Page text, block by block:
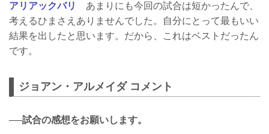
アリアックバリ
あまりにも今回の試合は短かったんで、
考えるひまさえありませんでした。自分にとって最もいい
結果を出したと思います。だから、これはベストだったん
です。
ジョアン・アルメイダ コメント
──試合の感想をお願いします。